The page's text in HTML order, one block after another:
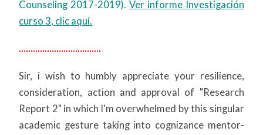
Counseling 2017-2019). Ver informe Investigación
curso 3, clic aquí.
...................................
Sir, i wish to humbly appreciate your resilience,
consideration, action and approval of "Research
Report 2" in which I'm overwhelmed by this singular
academic gesture taking into cognizance mentor-